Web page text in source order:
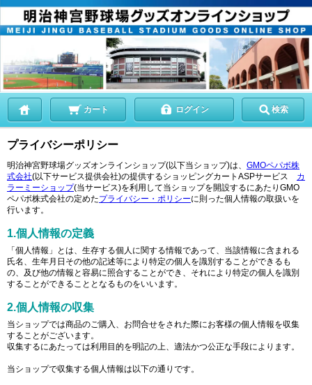
カート ログイン 検索
プライバシーポリシー
明治神宮野球場グッズオンラインショップ(以下当ショップ)は、 GMOペパボ株
式会社(以下サービス提供会社)の提供するショッピングカートASPサービス カ
ラーミーショップ(当サービス)を利用して当ショップを開設するにあたりGMO
ペパボ株式会社の定めたプライバシー・ポリシーに則った個人情報の取扱いを
行います。
1.個人情報の定義
「個人情報」とは、生存する個人に関する情報であって、当該情報に含まれる
氏名、生年月日その他の記述等により特定の個人を識別することができるも
の、及び他の情報と容易に照合することができ、それにより特定の個人を識別
することができることとなるものをいいます。
2.個人情報の収集
当ショップでは商品のご購入、お問合せをされた際にお客様の個人情報を収集
することがございます。
収集するにあたっては利用目的を明記の上、適法かつ公正な手段によります。
当ショップで収集する個人情報は以下の通りです。